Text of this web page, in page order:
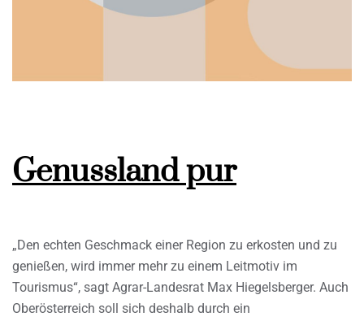
Genussland pur
„Den echten Geschmack einer Region zu erkosten und zu
genießen, wird immer mehr zu einem Leitmotiv im
Tourismus“, sagt Agrar-Landesrat Max Hiegelsberger. Auch
Oberösterreich soll sich deshalb durch ein